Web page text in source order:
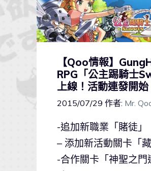
【Qoo情報】
RPG「公主踢騎士
上線！活動連發開始
2015/07/29 作者: Mr.
-追加新職業「賭徒」
– 添加新活動關卡「
-合作關卡「神聖之